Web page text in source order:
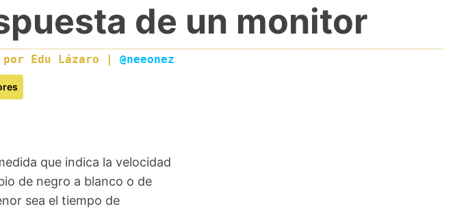
de un monitor
por Edu Lázaro | @neeonez
que indica la velocidad
de negro a blanco o de
sea el tiempo de